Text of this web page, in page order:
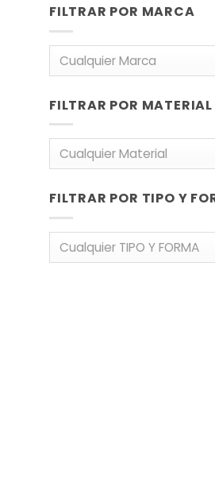
FILTRAR POR MARCA
Cualquier Marca
FILTRAR POR MATERIAL
Cualquier Material
FILTRAR POR TIPO Y
Cualquier TIPO Y FORMA